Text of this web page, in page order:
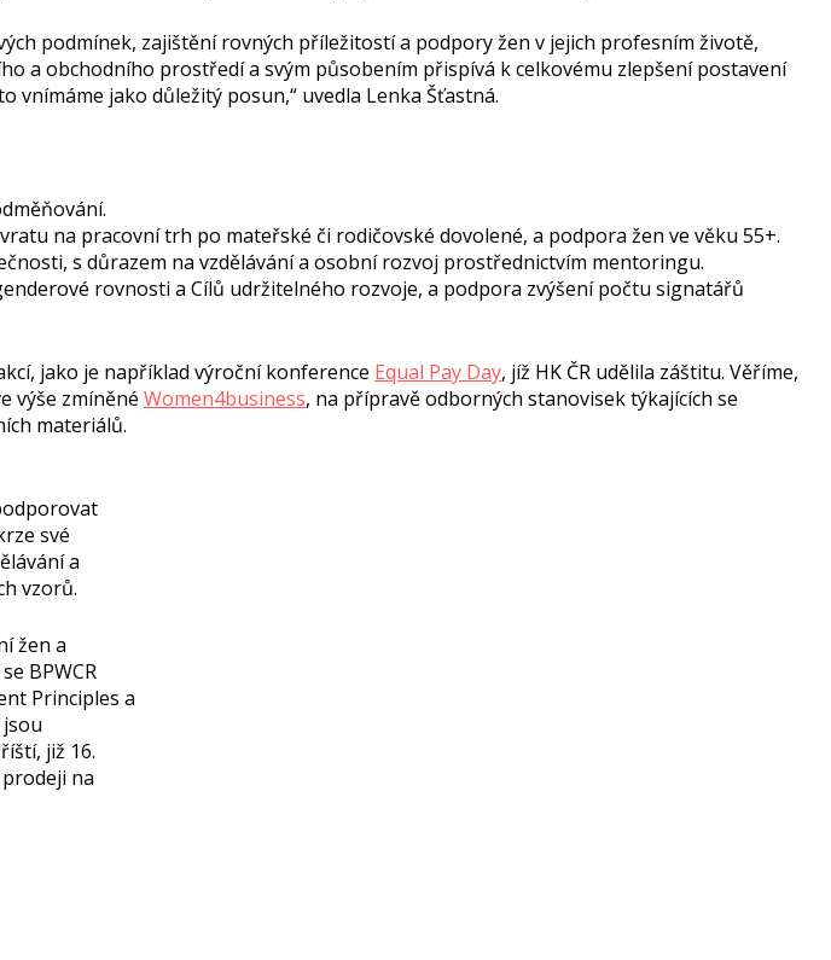
podmínek, zajištění rovných příležitostí a podpory žen v jejich profesním životě,
a obchodního prostředí a svým působením přispívá k celkovému zlepšení postavení
jako důležitý posun,“ uvedla Lenka Šťastná.
na pracovní trh po mateřské či rodičovské dovolené, a podpora žen ve věku 55+.
s důrazem na vzdělávání a osobní rozvoj prostřednictvím mentoringu.
rovnosti a Cílů udržitelného rozvoje, a podpora zvýšení počtu signatářů
jako je například výroční konference Equal Pay Day, jíž HK ČR udělila záštitu. Věříme,
výše zmíněné Women4business, na přípravě odborných stanovisek týkajících se
materiálů.
své
a
vzorů.
žen a
BPWCR
Principles a
již 16.
na